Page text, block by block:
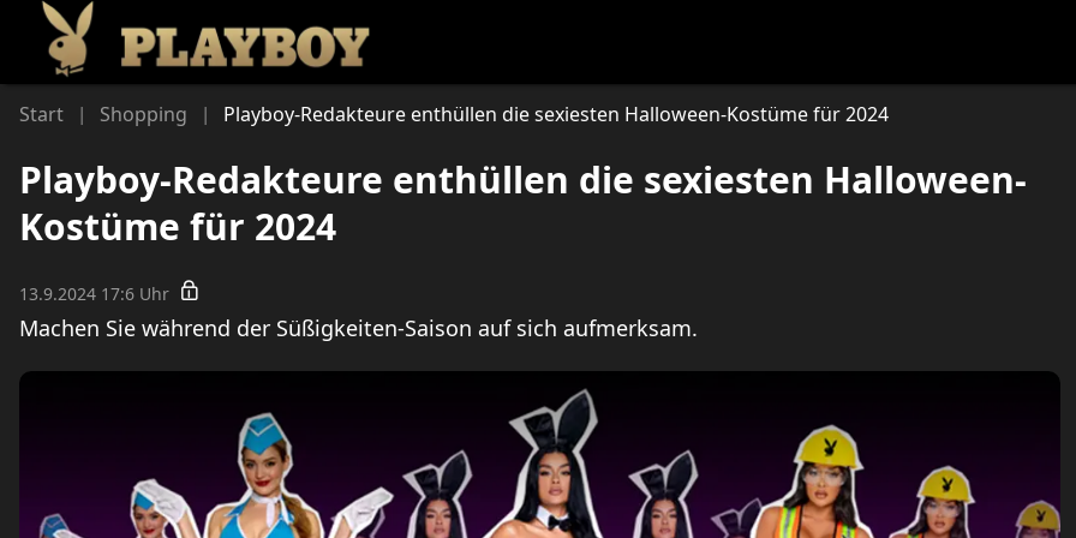
Start | Shopping | Playboy-Redakteure enthüllen die sexiesten Halloween-Kostüme für 2024
Playboy-Redakteure enthüllen die sexiesten Halloween-
Kostüme für 2024
13.9.2024 17:6 Uhr
Machen Sie während der Süßigkeiten-Saison auf sich aufmerksam.